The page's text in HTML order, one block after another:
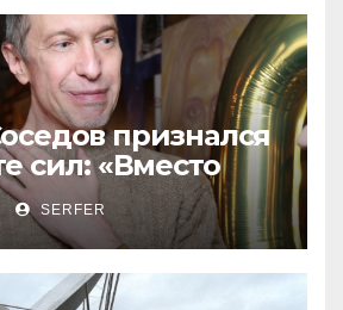
признался
сил: «Вместо
Пригожина»
SERFER